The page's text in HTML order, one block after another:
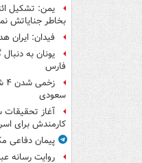
یمن: تشکیل
بخاطر جنایاتش
فیدان: ایران
یونان به
فارس
سعودی
آغاز
کارمندش برای
پیمان دفاعی
روایت رسانه